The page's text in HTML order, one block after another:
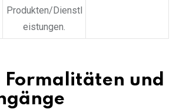
Produkten/Dienstl
eistungen.
und